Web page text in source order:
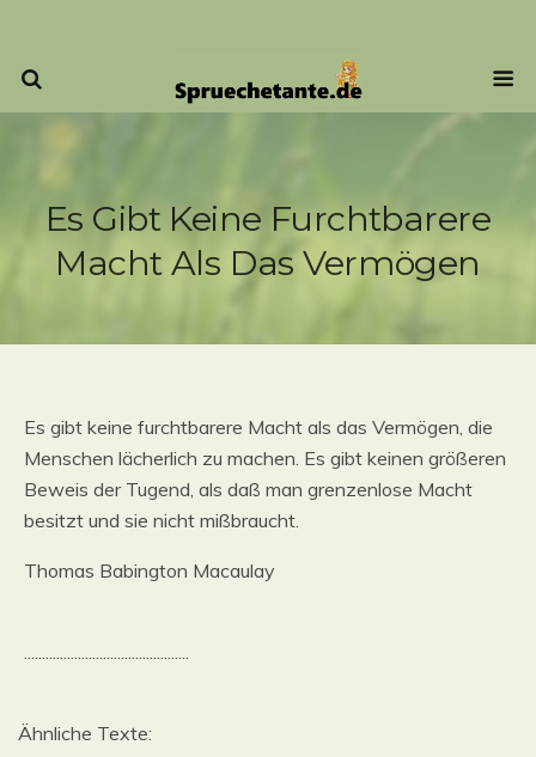
Es Gibt Keine Furchtbarere
Macht Als Das Vermögen
Es gibt keine furchtbarere Macht als das Vermögen, die
Menschen lächerlich zu machen. Es gibt keinen größeren
Beweis der Tugend, als daß man grenzenlose Macht
besitzt und sie nicht mißbraucht.
Thomas Babington Macaulay
..............................................
Ähnliche Texte: